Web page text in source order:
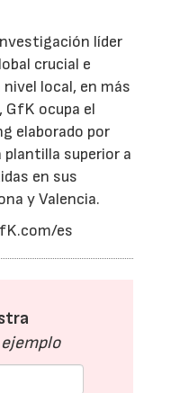
líder
crucial e
local, en más
GfK ocupa el
elaborado por
plantilla superior a
en sus
y Valencia.
es
ejemplo